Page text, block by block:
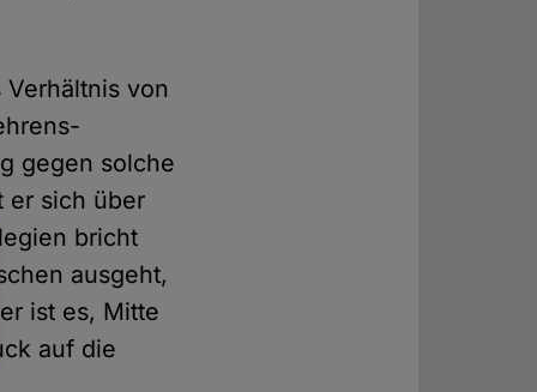
von
gegen solche
er sich über
bricht
ausgeht,
ist es, Mitte
auf die